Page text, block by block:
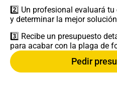
2️⃣ Un profesional evaluará
y determinar la mejor
3️⃣ Recibe un presupuesto
para acabar con la plaga de
Pedir